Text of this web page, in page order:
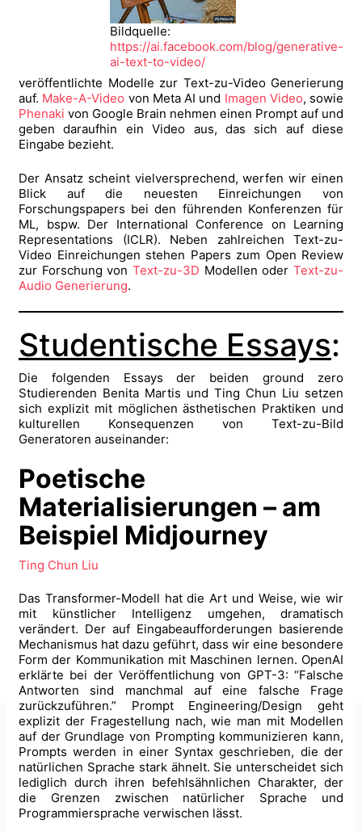
Bildquelle:
https://ai.facebook.com/blog/generative-
ai-text-to-video/
veröffentlichte Modelle zur Text-zu-Video Generierung
auf. Make-A-Video von Meta AI und Imagen Video, sowie
Phenaki von Google Brain nehmen einen Prompt auf und
geben daraufhin ein Video aus, das sich auf diese
Eingabe bezieht.
Der Ansatz scheint vielversprechend, werfen wir einen
Blick auf die neuesten Einreichungen von
Forschungspapers bei den führenden Konferenzen für
ML, bspw. Der International Conference on Learning
Representations (ICLR). Neben zahlreichen Text-zu-
Video Einreichungen stehen Papers zum Open Review
zur Forschung von Text-zu-3D Modellen oder Text-zu-
Audio Generierung.
Studentische Essays:
Die folgenden Essays der beiden ground zero
Studierenden Benita Martis und Ting Chun Liu setzen
sich explizit mit möglichen ästhetischen Praktiken und
kulturellen Konsequenzen von Text-zu-Bild
Generatoren auseinander:
Poetische
Materialisierungen – am
Beispiel Midjourney
Ting Chun Liu
Das Transformer-Modell hat die Art und Weise, wie wir
mit künstlicher Intelligenz umgehen, dramatisch
verändert. Der auf Eingabeaufforderungen basierende
Mechanismus hat dazu geführt, dass wir eine besondere
Form der Kommunikation mit Maschinen lernen. OpenAI
erklärte bei der Veröffentlichung von GPT-3: “Falsche
Antworten sind manchmal auf eine falsche Frage
zurückzuführen.” Prompt Engineering/Design geht
explizit der Fragestellung nach, wie man mit Modellen
auf der Grundlage von Prompting kommunizieren kann,
Prompts werden in einer Syntax geschrieben, die der
natürlichen Sprache stark ähnelt. Sie unterscheidet sich
lediglich durch ihren befehlsähnlichen Charakter, der
die Grenzen zwischen natürlicher Sprache und
Programmiersprache verwischen lässt.
GitHub
Mastodon
Imprint
Privacy Policy